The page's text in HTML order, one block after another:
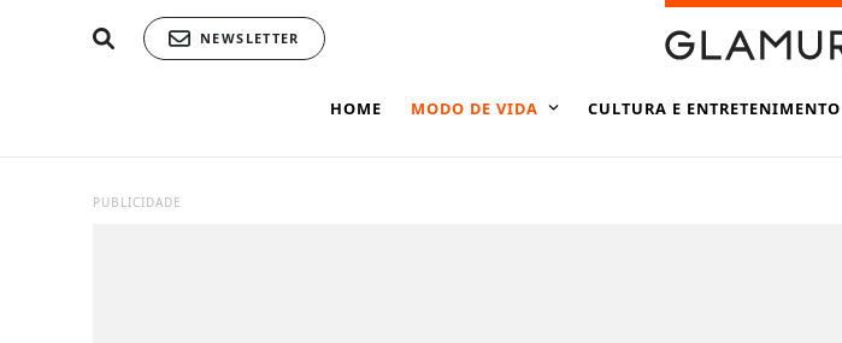
NEWSLETTER
HOME MODO DE VIDA CULTURA E ENTRETENIMENTO
PUBLICIDADE